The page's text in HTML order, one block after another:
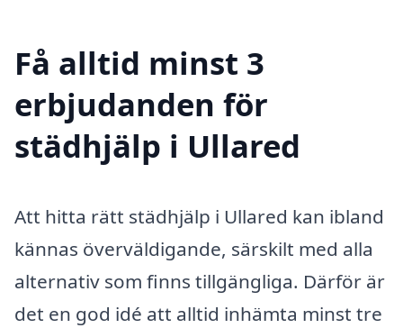
Få alltid minst 3
erbjudanden för
städhjälp i Ullared
Att hitta rätt städhjälp i Ullared kan ibland
kännas överväldigande, särskilt med alla
alternativ som finns tillgängliga. Därför är
det en god idé att alltid inhämta minst tre